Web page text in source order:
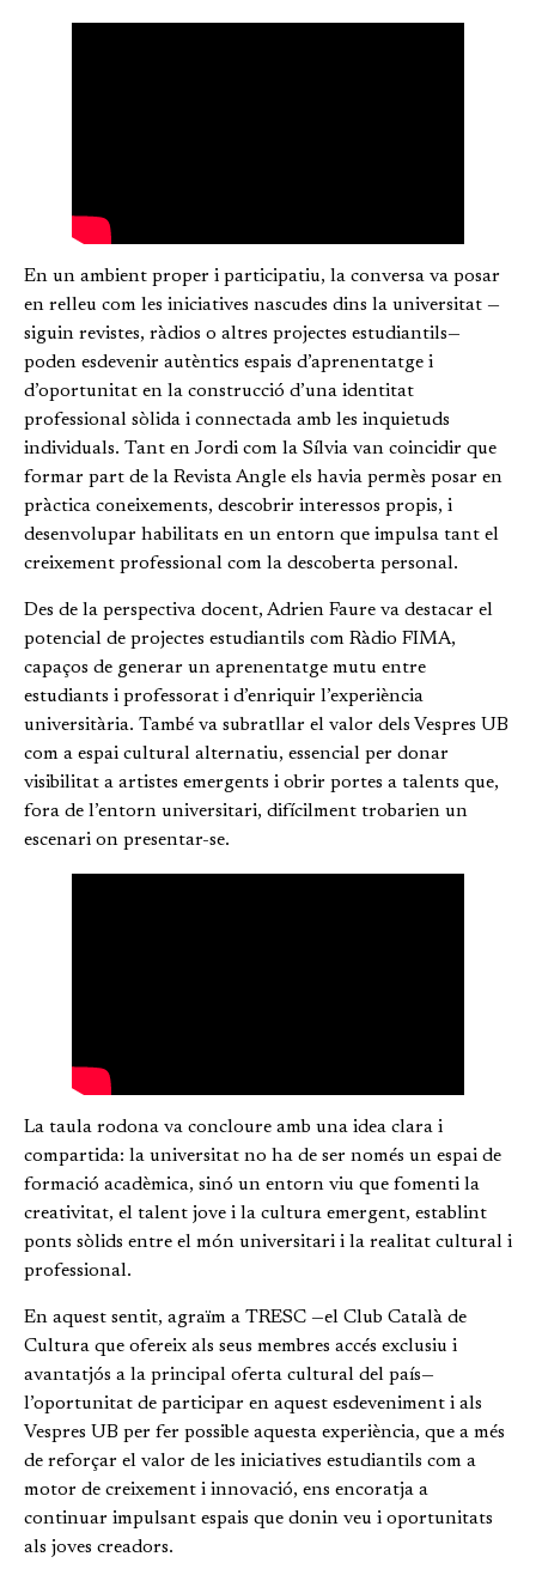
En un ambient proper i participatiu, la conversa va posar
en relleu com les iniciatives nascudes dins la universitat —
siguin revistes, ràdios o altres projectes estudiantils—
poden esdevenir autèntics espais d’aprenentatge i
d’oportunitat en la construcció d’una identitat
professional sòlida i connectada amb les inquietuds
individuals. Tant en Jordi com la Sílvia van coincidir que
formar part de la Revista Angle els havia permès posar en
pràctica coneixements, descobrir interessos propis, i
desenvolupar habilitats en un entorn que impulsa tant el
creixement professional com la descoberta personal.
Des de la perspectiva docent, Adrien Faure va destacar el
potencial de projectes estudiantils com Ràdio FIMA,
capaços de generar un aprenentatge mutu entre
estudiants i professorat i d’enriquir l’experiència
universitària. També va subratllar el valor dels Vespres UB
com a espai cultural alternatiu, essencial per donar
visibilitat a artistes emergents i obrir portes a talents que,
fora de l’entorn universitari, difícilment trobarien un
escenari on presentar-se.
La taula rodona va concloure amb una idea clara i
compartida: la universitat no ha de ser només un espai de
formació acadèmica, sinó un entorn viu que fomenti la
creativitat, el talent jove i la cultura emergent, establint
ponts sòlids entre el món universitari i la realitat cultural i
professional.
En aquest sentit, agraïm a TRESC —el Club Català de
Cultura que ofereix als seus membres accés exclusiu i
avantatjós a la principal oferta cultural del país—
l’oportunitat de participar en aquest esdeveniment i als
Vespres UB per fer possible aquesta experiència, que a més
de reforçar el valor de les iniciatives estudiantils com a
motor de creixement i innovació, ens encoratja a
continuar impulsant espais que donin veu i oportunitats
als joves creadors.